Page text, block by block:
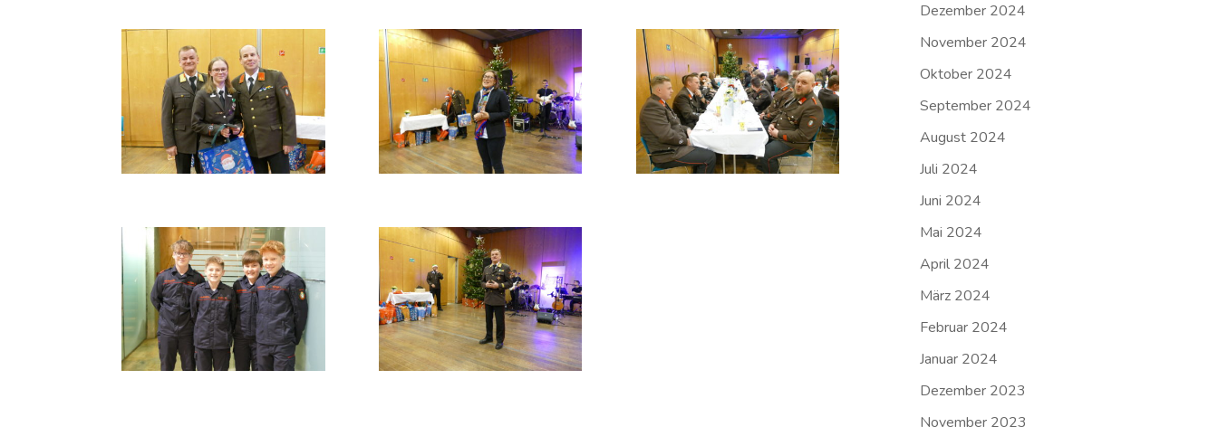
Dezember 2024
November 2024
Oktober 2024
September 2024
August 2024
Juli 2024
Juni 2024
Mai 2024
April 2024
März 2024
Februar 2024
Januar 2024
Dezember 2023
November 2023